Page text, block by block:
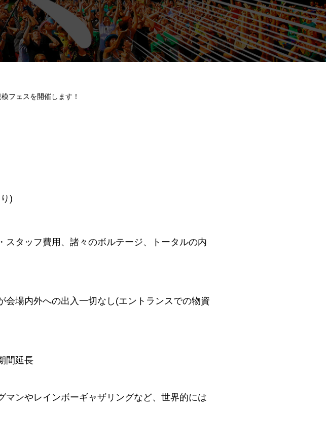
フェスを開催します！
)
タッフ費用、諸々のボルテージ、トータルの内
場内外への出入一切なし(エントランスでの物資
間延長
ンやレインボーギャザリングなど、世界的には